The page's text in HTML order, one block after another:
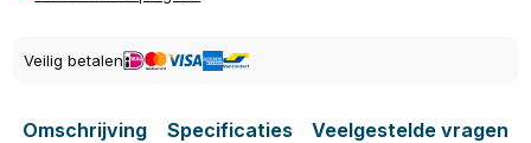
Veilig betalen
Omschrijving Specificaties Veelgestelde vragen